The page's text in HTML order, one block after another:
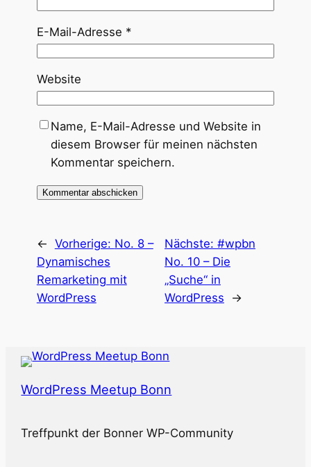
E-Mail-Adresse *
Website
Name, E-Mail-Adresse und Website in
diesem Browser für meinen nächsten
Kommentar speichern.
← Vorherige: No. 8 –
Dynamisches
Remarketing mit
WordPress
Nächste: #wpbn
No. 10 – Die
„Suche“ in
WordPress
→
WordPress Meetup Bonn
Treffpunkt der Bonner WP-Community